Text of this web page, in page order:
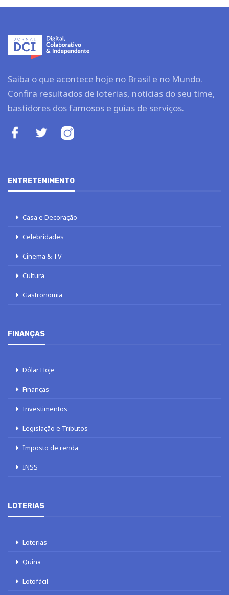
Saiba o que acontece hoje no Brasil e no Mundo.
Confira resultados de loterias, notícias do seu time,
bastidores dos famosos e guias de serviços.
ENTRETENIMENTO
Casa e Decoração
Celebridades
Cinema & TV
Cultura
Gastronomia
FINANÇAS
Dólar Hoje
Finanças
Investimentos
Legislação e Tributos
Imposto de renda
INSS
LOTERIAS
Loterias
Quina
Lotofácil